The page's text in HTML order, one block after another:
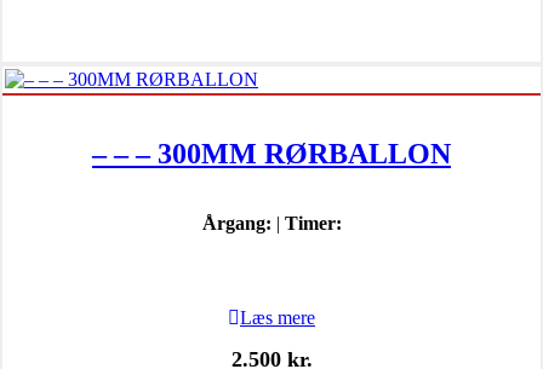
– – – 300MM RØRBALLON
Årgang: | Timer:
Læs mere
2.500 kr.